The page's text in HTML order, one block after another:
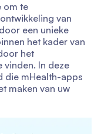
om te
van
een unieke
het kader van
het
vinden. In deze
die mHealth-apps
maken van uw